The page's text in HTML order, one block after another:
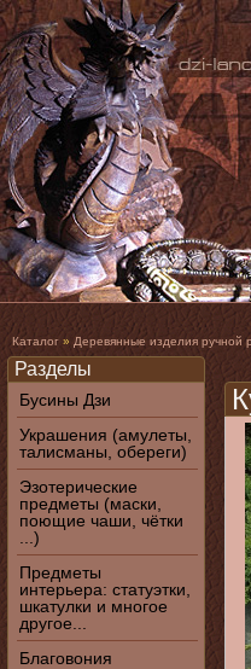
Каталог » Деревянные изделия ручной
Разделы
Бусины Дзи
Украшения (амулеты,
талисманы, обереги)
Эзотерические
предметы (маски,
поющие чаши, чётки
...)
Предметы
интерьера: статуэтки,
шкатулки и многое
другое...
Благовония